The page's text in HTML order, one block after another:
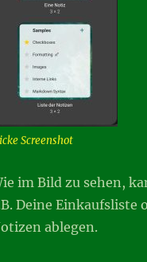
Screenshot
im Bild zu sehen,
Deine Einkaufsliste
ablegen.